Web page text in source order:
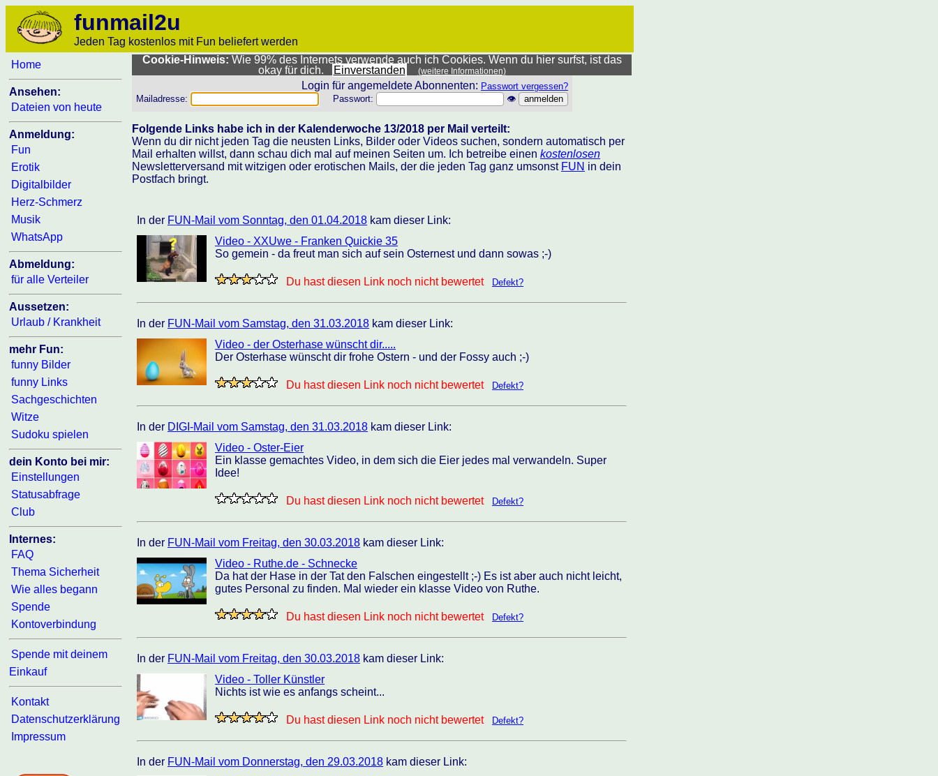
funmail2u
Jeden Tag kostenlos mit Fun beliefert werden
Home
Ansehen:
Dateien von heute
Anmeldung:
Fun
Erotik
Digitalbilder
Herz-Schmerz
Musik
WhatsApp
Abmeldung:
für alle Verteiler
Aussetzen:
Urlaub / Krankheit
mehr Fun:
funny Bilder
funny Links
Sachgeschichten
Witze
Sudoku spielen
dein Konto bei mir:
Einstellungen
Statusabfrage
Club
Internes:
FAQ
Thema Sicherheit
Wie alles begann
Spende
Kontoverbindung
Spende mit deinem
Einkauf
Kontakt
Datenschutzerklärung
Impressum
Cookie-Hinweis: Wie 99% des Internets verwende auch ich Cookies. Wenn du hier surfst, ist das
okay für dich.
Einverstanden (weitere Informationen)
Login für angemeldete Abonnenten: Passwort vergessen?
Mailadresse:
Passwort: 👁
Folgende Links habe ich in der Kalenderwoche 13/2018 per Mail verteilt:
Wenn du dir nicht jeden Tag die neusten Links, Bilder oder Videos suchen, sondern automatisch per
Mail erhalten willst, dann schau dich mal auf meinen Seiten um. Ich betreibe einen kostenlosen
Newsletterversand mit witzigen oder erotischen Mails, der die jeden Tag ganz umsonst FUN in dein
Postfach bringt.
In der FUN-Mail vom Sonntag, den 01.04.2018 kam dieser Link:
Video - XXUwe - Franken Quickie 35
So gemein - da freut man sich auf sein Osternest und dann sowas ;-)
Du hast diesen Link noch nicht bewertet Defekt?
In der FUN-Mail vom Samstag, den 31.03.2018 kam dieser Link:
Video - der Osterhase wünscht dir.....
Der Osterhase wünscht dir frohe Ostern - und der Fossy auch ;-)
Du hast diesen Link noch nicht bewertet Defekt?
In der DIGI-Mail vom Samstag, den 31.03.2018 kam dieser Link:
Video - Oster-Eier
Ein klasse gemachtes Video, in dem sich die Eier jedes mal verwandeln. Super
Idee!
Du hast diesen Link noch nicht bewertet Defekt?
In der FUN-Mail vom Freitag, den 30.03.2018 kam dieser Link:
Video - Ruthe.de - Schnecke
Da hat der Hase in der Tat den Falschen eingestellt ;-) Es ist aber auch nicht leicht,
gutes Personal zu finden. Mal wieder ein klasse Video von Ruthe.
Du hast diesen Link noch nicht bewertet Defekt?
In der FUN-Mail vom Freitag, den 30.03.2018 kam dieser Link:
Video - Toller Künstler
Nichts ist wie es anfangs scheint...
Du hast diesen Link noch nicht bewertet Defekt?
In der FUN-Mail vom Donnerstag, den 29.03.2018 kam dieser Link: